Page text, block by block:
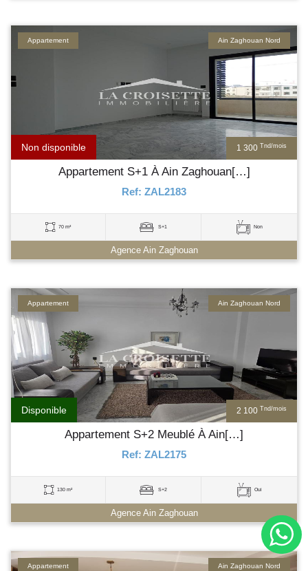
1 300 Tnd/mois
Non disponible
Ain Zaghouan Nord
Appartement
Appartement S+1 À Ain Zaghouan[…]
Ref: ZAL2183
70 m² S+1 Non
Agence Ain Zaghouan
2 100 Tnd/mois
Disponible
Ain Zaghouan Nord
Appartement
Appartement S+2 Meublé À Ain[…]
Ref: ZAL2175
130 m² S+2 Oui
Agence Ain Zaghouan
Ain Zaghouan Nord
Appartement